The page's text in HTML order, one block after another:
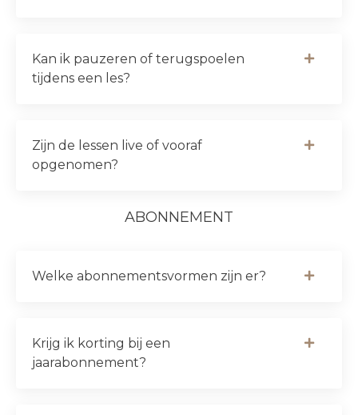
Kan ik pauzeren of terugspoelen
tijdens een les?
Zijn de lessen live of vooraf
opgenomen?
ABONNEMENT
Welke abonnementsvormen zijn er?
Krijg ik korting bij een
jaarabonnement?